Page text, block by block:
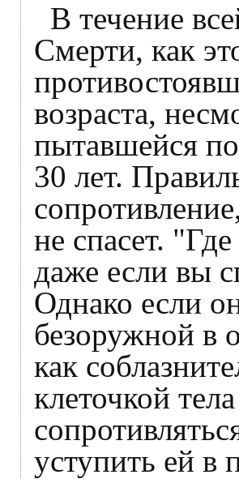
В течение
Смерти, как
возраста,
пытавшейся
30 лет.
не спасет.
даже если вы
Однако если
безоружной в
как
клеточкой
уступить ей в